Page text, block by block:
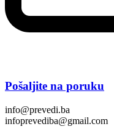
Pošaljite na poruku
info@prevedi.ba
infoprevediba@gmail.com